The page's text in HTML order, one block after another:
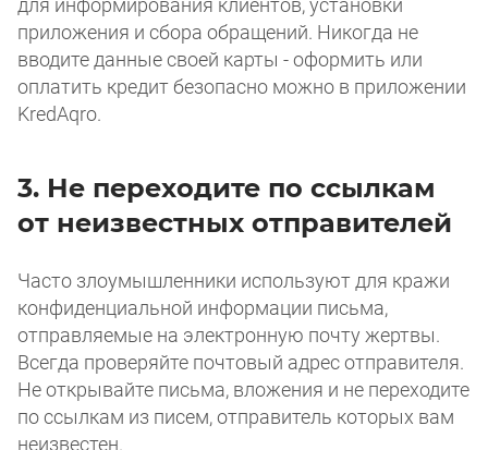
для информирования клиентов, установки
приложения и сбора обращений. Никогда не
вводите данные своей карты - оформить или
оплатить кредит безопасно можно в приложении
KredAqro.
3. Не переходите по ссылкам
от неизвестных отправителей
Часто злоумышленники используют для кражи
конфиденциальной информации письма,
отправляемые на электронную почту жертвы.
Всегда проверяйте почтовый адрес отправителя.
Не открывайте письма, вложения и не переходите
по ссылкам из писем, отправитель которых вам
неизвестен.